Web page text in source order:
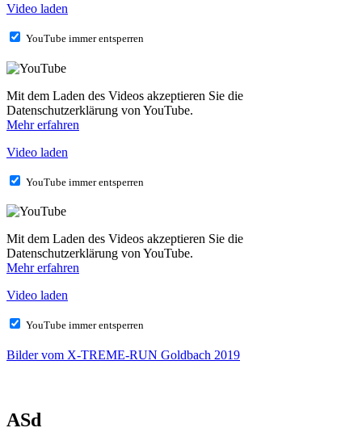
Video laden
YouTube immer entsperren
Mit dem Laden des Videos akzeptieren Sie die
Datenschutzerklärung von YouTube.
Mehr erfahren
Video laden
YouTube immer entsperren
Mit dem Laden des Videos akzeptieren Sie die
Datenschutzerklärung von YouTube.
Mehr erfahren
Video laden
YouTube immer entsperren
Bilder vom X-TREME-RUN Goldbach 2019
ASd